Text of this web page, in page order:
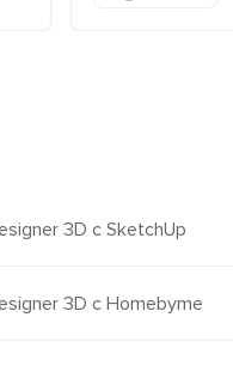
3D с SketchUp
3D с Homebyme